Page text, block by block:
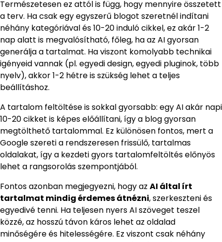
Természetesen ez attól is függ, hogy mennyire összetett
a terv. Ha csak egy egyszerű blogot szeretnél indítani
néhány kategóriával és 10-20 induló cikkel, ez akár 1-2
nap alatt is megvalósítható, főleg, ha az AI gyorsan
generálja a tartalmat. Ha viszont komolyabb technikai
igényeid vannak (pl. egyedi design, egyedi pluginok, több
nyelv), akkor 1-2 hétre is szükség lehet a teljes
beállításhoz.
A tartalom feltöltése is sokkal gyorsabb: egy AI akár napi
10-20 cikket is képes előállítani, így a blog gyorsan
megtölthető tartalommal. Ez különösen fontos, mert a
Google szereti a rendszeresen frissülő, tartalmas
oldalakat, így a kezdeti gyors tartalomfeltöltés előnyös
lehet a rangsorolás szempontjából.
Fontos azonban megjegyezni, hogy az AI által írt
tartalmat mindig érdemes átnézni, szerkeszteni és
egyedivé tenni. Ha teljesen nyers AI szöveget teszel
közzé, az hosszú távon káros lehet az oldalad
minőségére és hitelességére. Ez viszont csak néhány